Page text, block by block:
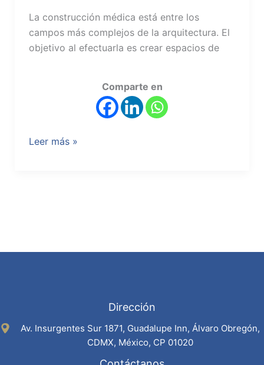
La construcción médica está entre los
campos más complejos de la arquitectura. El
objetivo al efectuarla es crear espacios de
Comparte en
Leer más »
Dirección
Av. Insurgentes Sur 1871, Guadalupe Inn, Álvaro Obregón,
CDMX, México, CP 01020